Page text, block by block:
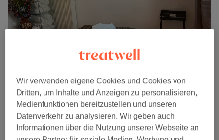
Suk-Jai Spa & Wellness
4,9
2097 Bewertungen
Schönhauser Allee Arcaden, Berlin
Auf Karte anzeigen
Nebenzeiten
Thai Tiefengewebemassage 60
Wir verwenden eigene Cookies und Cookies von
Dritten, um Inhalte und Anzeigen zu personalisieren,
Medienfunktionen bereitzustellen und unseren
Datenverkehr zu analysieren. Wir geben auch
Informationen über die Nutzung unserer Webseite an